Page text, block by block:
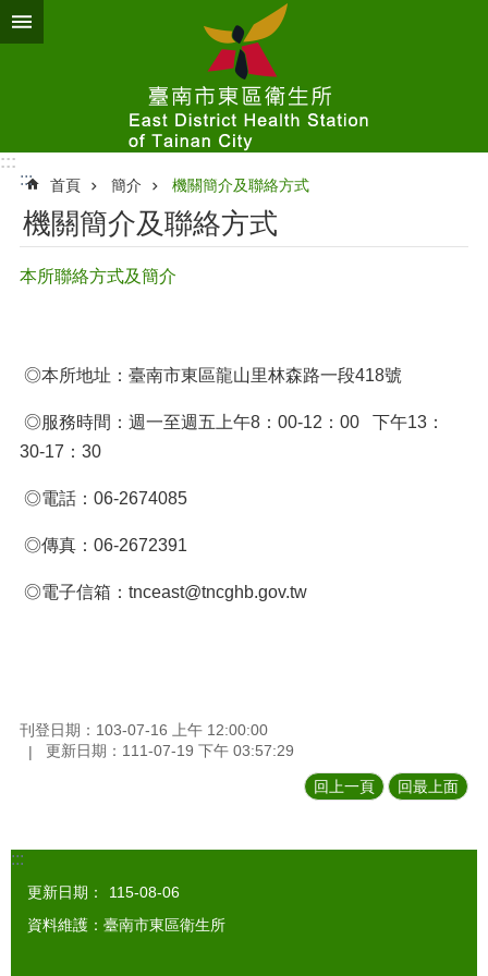
跳到主要內容區塊
:::
:::
首頁 簡介 機關簡介及聯絡方式
機關簡介及聯絡方式
本所聯絡方式及簡介
◎本所地址：臺南市東區龍山里林森路一段418號
◎服務時間：週一至週五上午8：00-12：00 下午13：
30-17：30
◎電話：06-2674085
◎傳真：06-2672391
◎電子信箱：tnceast@tncghb.gov.tw
刊登日期：103-07-16 上午 12:00:00
更新日期：111-07-19 下午 03:57:29
回上一頁 回最上面
:::
更新日期：
115-08-06
資料維護：臺南市東區衛生所